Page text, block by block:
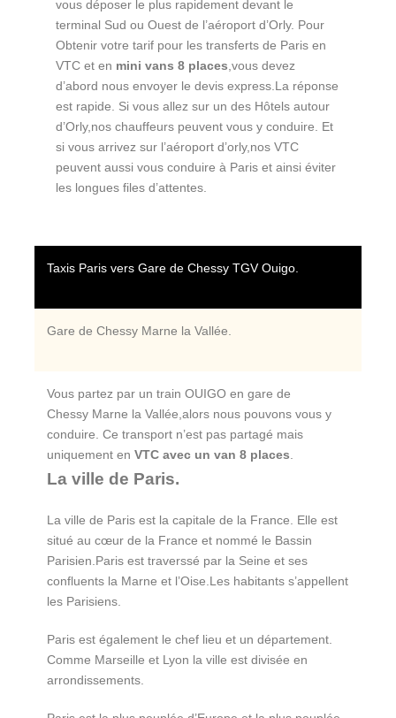
vous déposer le plus rapidement devant le
terminal Sud ou Ouest de l’aéroport d’Orly. Pour
Obtenir votre tarif pour les transferts de Paris en
VTC et en mini vans 8 places ,vous devez
d’abord nous envoyer le devis express.La réponse
est rapide. Si vous allez sur un des Hôtels autour
d’Orly,nos chauffeurs peuvent vous y conduire. Et
si vous arrivez sur l’aéroport d’orly,nos VTC
peuvent aussi vous conduire à Paris et ainsi éviter
les longues files d’attentes.
Taxis Paris vers Gare de Chessy TGV Ouigo.
Gare de Chessy Marne la Vallée.
Vous partez par un train OUIGO en gare de
Chessy Marne la Vallée,alors nous pouvons vous y
conduire. Ce transport n’est pas partagé mais
uniquement en VTC avec un van 8 places
La ville de Paris.
La ville de Paris est la capitale de la France. Elle est
situé au cœur de la France et nommé le Bassin
Parisien.Paris est traverssé par la Seine et ses
confluents la Marne et l’Oise.Les habitants s’appellent
les Parisiens.
Paris est également le chef lieu et un département.
Comme Marseille et Lyon la ville est divisée en
arrondissements.